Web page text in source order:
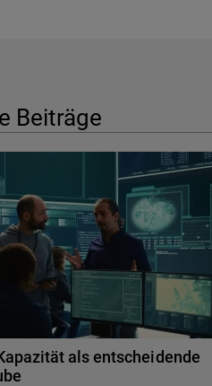
Beiträge
als entscheidende